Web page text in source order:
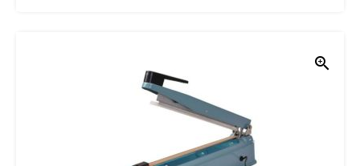
zoom_in